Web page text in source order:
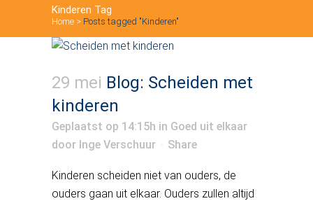
Kinderen Tag
Home > Posts tagged "Kinderen"
29 mei Blog: Scheiden met
kinderen
Geplaatst op 14:15h in Goed uit elkaar
door Inge Verschuur Share
Kinderen scheiden niet van ouders, de
ouders gaan uit elkaar. Ouders zullen altijd